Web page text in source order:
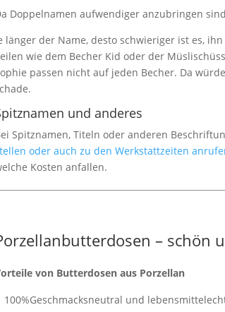
Doppelnamen aufwendiger anzubringen
länger der Name, desto schwieriger ist es,
wie dem Becher Kid oder der
passen nicht auf jeden Becher. Da
und anderes
Spitznamen, Titeln oder anderen
oder auch zu den Werkstattzeiten
Kosten anfallen.
– schön
von Butterdosen aus Porzellan
100%Geschmacksneutral und